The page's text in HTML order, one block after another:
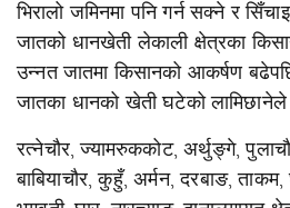
भिरालो जमिनमा पनि गर्न सक्ने र
जातको धानखेती लेकाली क्षेत्रका
उन्नत जातमा किसानको आकर्षण
जातका धानको खेती घटेको लामिछानेले
रत्नेचौर, ज्यामरुककोट, अर्थुङ्गे,
बाबियाचौर, कुहुँ, अर्मन, दरबाङ,